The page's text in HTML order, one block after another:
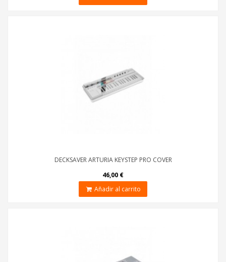
DECKSAVER ARTURIA KEYSTEP PRO COVER
46,00 €
Añadir al carrito